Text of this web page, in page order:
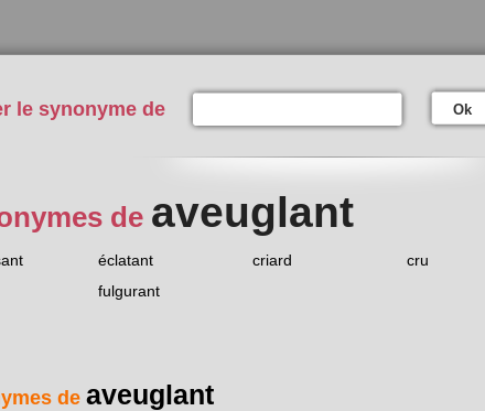
le synonyme de Ok
de aveuglant
éclatant criard cru
fulgurant
de aveuglant